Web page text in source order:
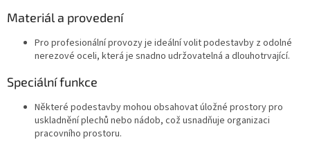
Materiál a provedení
Pro profesionální provozy je ideální volit podestavby z odolné
nerezové oceli, která je snadno udržovatelná a dlouhotrvající.
Speciální funkce
Některé podestavby mohou obsahovat úložné prostory pro
uskladnění plechů nebo nádob, což usnadňuje organizaci
pracovního prostoru.